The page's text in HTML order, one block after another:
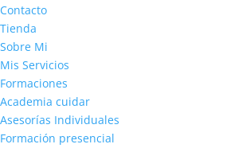
Contacto
Tienda
Sobre Mi
Mis Servicios
Formaciones
Academia cuidar
Asesorías Individuales
Formación presencial